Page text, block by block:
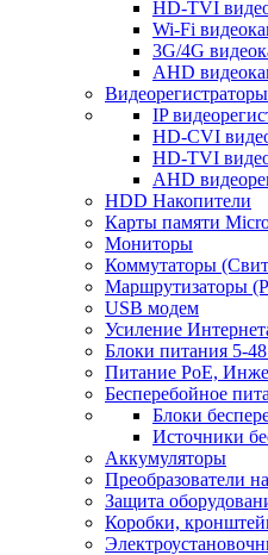
HD-TVI
Wi-Fi
3G/4G
AHD
IP
HD-CVI
HD-TVI
AHD
HDD Накопители
Карты памяти
Мониторы
Коммутаторы
Маршрутизаторы
USB модем
Усиление
Блоки питания 5-
Питание PoE,
Бесперебойное
Блоки
Источники
Аккумуляторы
Преобразователи
Защита
Коробки,